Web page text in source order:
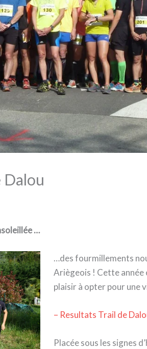
Dalou
…
…des fourmillements
Ariègeois ! Cette année
plaisir à opter pour une
– Resultats Trail de
Placée sous les signes